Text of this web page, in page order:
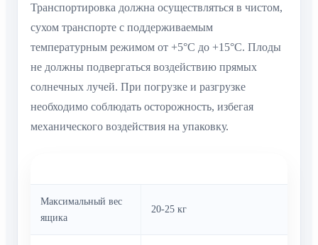
Транспортировка должна осуществляться в чистом,
сухом транспорте с поддерживаемым
температурным режимом от +5°C до +15°C. Плоды
не должны подвергаться воздействию прямых
солнечных лучей. При погрузке и разгрузке
необходимо соблюдать осторожность, избегая
механического воздействия на упаковку.
Максимальный вес
ящика
20-25 кг